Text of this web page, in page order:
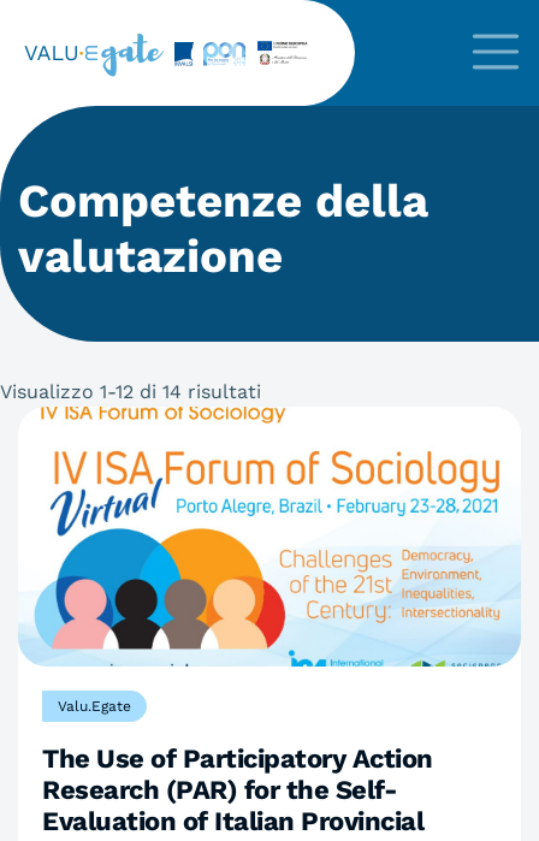
Competenze della
valutazione
Visualizzo 1-12 di 14 risultati
Articoli in archivio
Valu.Egate
The Use of Participatory Action
Research (PAR) for the Self-
Evaluation of Italian Provincial